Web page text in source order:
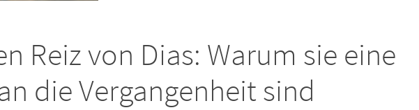
Reiz von Dias: Warum sie eine
die Vergangenheit sind